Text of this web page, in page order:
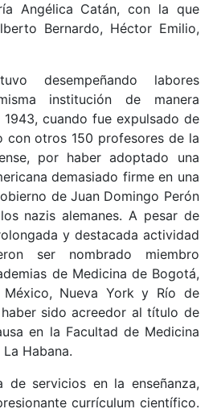
Angélica Catán, con la que
Bernardo, Héctor Emilio,
desempeñando labores
institución de manera
cuando fue expulsado de
con otros 150 profesores de la
por haber adoptado una
demasiado firme en una
de Juan Domingo Perón
nazis alemanes. A pesar de
y destacada actividad
ser nombrado miembro
de Medicina de Bogotá,
México, Nueva York y Río de
sido acreedor al título de
en la Facultad de Medicina
Habana.
de servicios en la enseñanza,
currículum científico.